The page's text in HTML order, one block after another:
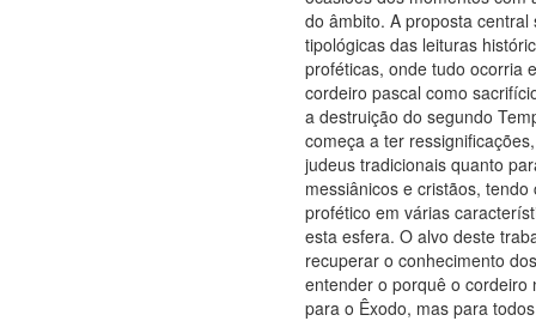
do âmbito. A proposta central
tipológicas das leituras
proféticas, onde tudo ocorria
cordeiro pascal como
a destruição do segundo
começa a ter
judeus tradicionais quanto
messiânicos e cristãos, tendo
profético em várias
esta esfera. O alvo deste
recuperar o conhecimento
entender o porquê o cordeiro
para o Êxodo, mas para